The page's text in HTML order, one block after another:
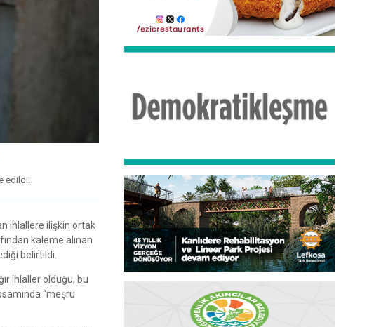
edildi.
ihlallere ilişkin ortak
kaleme alınan
belirtildi.
ihlaller olduğu, bu
“meşru